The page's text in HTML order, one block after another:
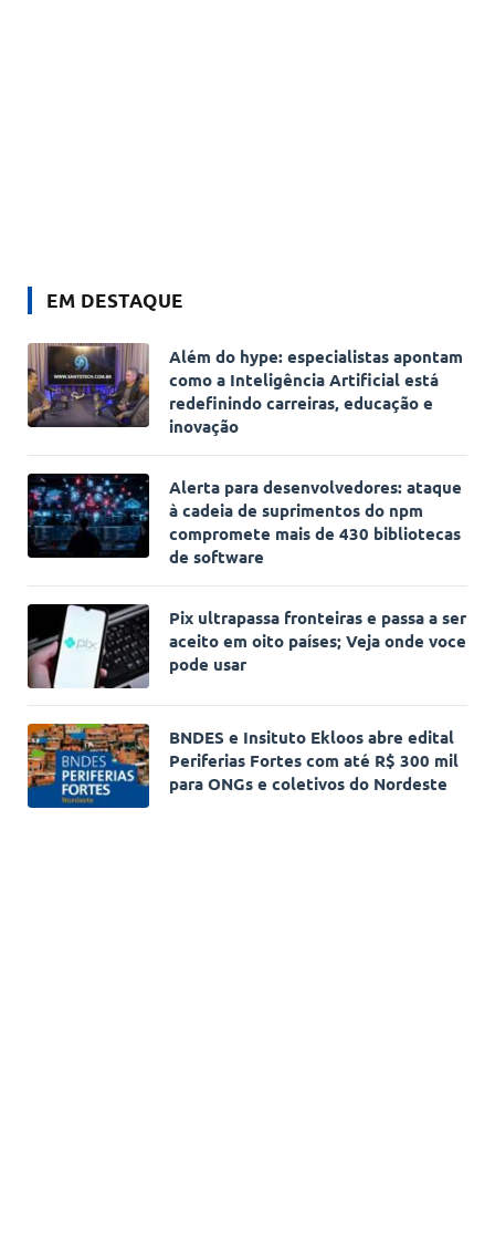
EM DESTAQUE
Além do hype: especialistas apontam
como a Inteligência Artificial está
redefinindo carreiras, educação e
inovação
Alerta para desenvolvedores: ataque
à cadeia de suprimentos do npm
compromete mais de 430 bibliotecas
de software
Pix ultrapassa fronteiras e passa a ser
aceito em oito países; Veja onde voce
pode usar
BNDES e Insituto Ekloos abre edital
Periferias Fortes com até R$ 300 mil
para ONGs e coletivos do Nordeste